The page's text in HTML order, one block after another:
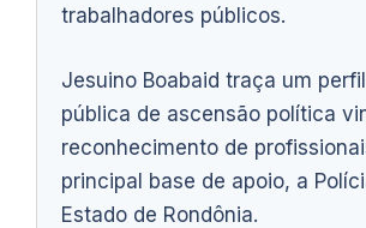
trabalhadores públicos.
Jesuino Boabaid traça um
pública de ascensão política
reconhecimento de
principal base de apoio, a
Estado de Rondônia.